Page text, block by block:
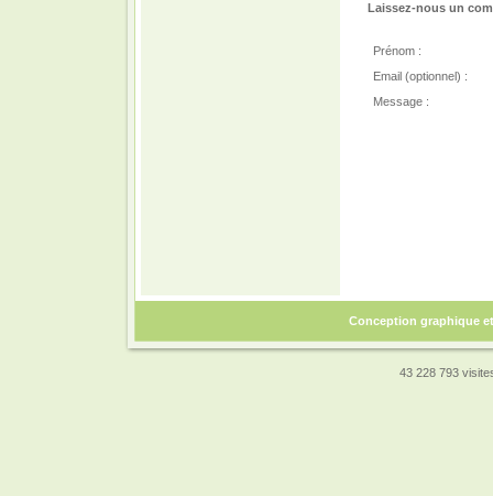
Laissez-nous un
Prénom :
Email (optionnel) :
Message :
Conception graphique
43 228 793